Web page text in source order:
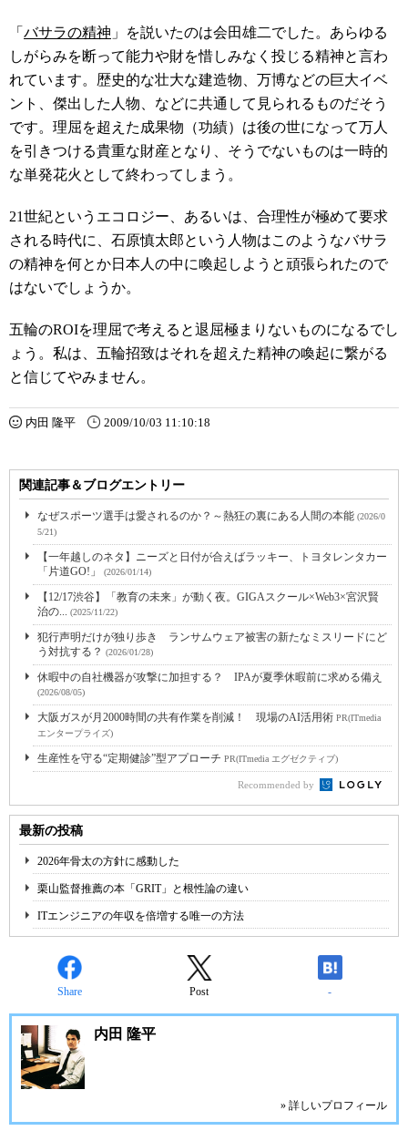
「 バサラの精神 」を説いたのは会田雄二でした。あらゆる
しがらみを断って能力や財を惜しみなく投じる精神と言わ
れています。歴史的な壮大な建造物、万博などの巨大イベ
ント、傑出した人物、などに共通して見られるものだそう
です。理屈を超えた成果物（功績）は後の世になって万人
を引きつける貴重な財産となり、そうでないものは一時的
な単発花火として終わってしまう。
21世紀というエコロジー、あるいは、合理性が極めて要求
される時代に、石原慎太郎という人物はこのようなバサラ
の精神を何とか日本人の中に喚起しようと頑張られたので
はないでしょうか。
五輪のROIを理屈で考えると退屈極まりないものになるでし
ょう。私は、五輪招致はそれを超えた精神の喚起に繋がる
と信じてやみません。
内田 隆平 2009/10/03 11:10:18
関連記事＆ブログエントリー
なぜスポーツ選手は愛されるのか？～熱狂の裏にある人間の本能 (2026/0
5/21)
【一年越しのネタ】ニーズと日付が合えばラッキー、トヨタレンタカー
「片道GO!」
(2026/01/14)
【12/17渋谷】「教育の未来」が動く夜。GIGAスクール×Web3×宮沢賢
治の... (2025/11/22)
犯行声明だけが独り歩き ランサムウェア被害の新たなミスリードにど
う対抗する？ (2026/01/28)
休暇中の自社機器が攻撃に加担する？ IPAが夏季休暇前に求める備え
(2026/08/05)
大阪ガスが月2000時間の共有作業を削減！ 現場のAI活用術 PR(ITmedia
エンタープライズ)
生産性を守る“定期健診”型アプローチ PR(ITmedia エグゼクティブ)
Recommended by
最新の投稿
2026年骨太の方針に感動した
栗山監督推薦の本「GRIT」と根性論の違い
ITエンジニアの年収を倍増する唯一の方法
Share Post -
内田 隆平
» 詳しいプロフィール